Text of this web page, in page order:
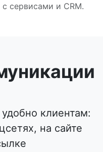
сервисами и CRM.
клиентам:
на сайте